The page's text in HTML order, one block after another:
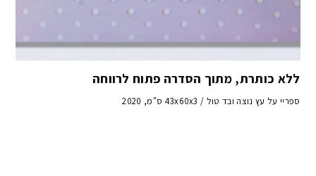
ללא כותרת, מתוך הסדרה פתוח לרווחה
ספריי על עץ נוצה ובד טול / 43x60x3 ס"מ, 2020